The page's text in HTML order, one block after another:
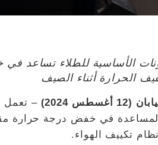
الأساسية للطلاء تساعد
الحرارة أثناء الصيف
أغسطس 2024)
– تعمل
في خفض درجة حرارة
تكييف الهواء.